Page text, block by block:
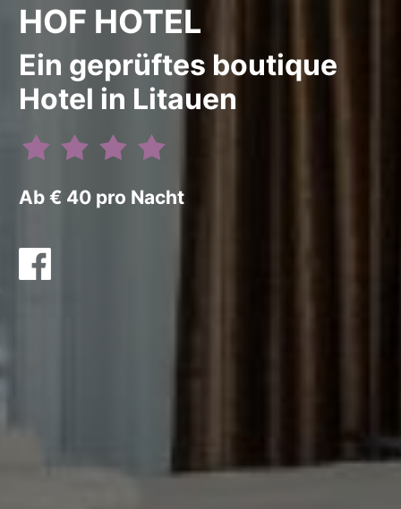
HOF HOTEL
Ein geprüftes boutique
Hotel in Litauen
Ab € 40 pro Nacht